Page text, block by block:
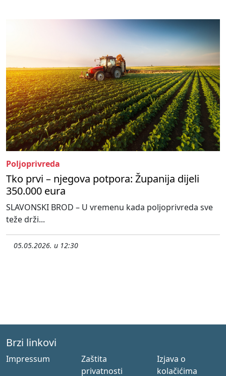
Poljoprivreda
Tko prvi – njegova potpora: Županija dijeli
350.000 eura
SLAVONSKI BROD – U vremenu kada poljoprivreda sve
teže drži...
05.05.2026. u 12:30
Brzi linkovi
Impressum
Zaštita
privatnosti
Izjava o
kolačićima